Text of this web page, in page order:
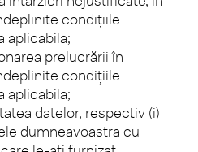
condiţiile
aplicabila;
prelucrării în
condiţiile
aplicabila;
datelor, respectiv (i)
dumneavoastra cu